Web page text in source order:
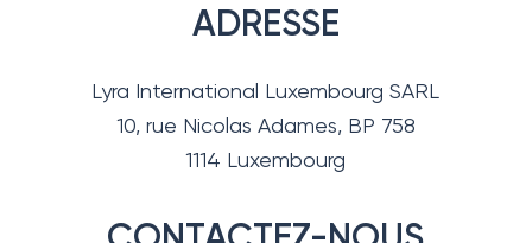
ADRESSE
Lyra International Luxembourg SARL
10, rue Nicolas Adames, BP 758
1114 Luxembourg